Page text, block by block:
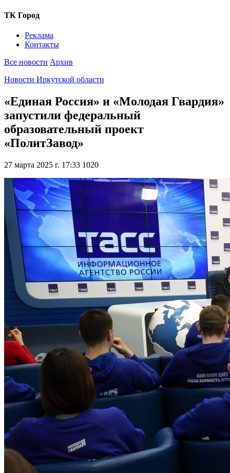
ТК Город
Реклама
Контакты
Все новости Архив
Новости Иркутской области
«Единая Россия» и «Молодая Гвардия»
запустили федеральный
образовательный проект
«ПолитЗавод»
27 марта 2025 г. 17:33 1020